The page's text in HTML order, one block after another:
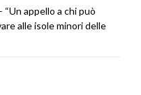
“Un appello a chi può
alle isole minori delle